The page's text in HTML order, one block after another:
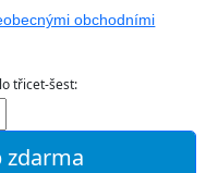
obchodními
třicet-šest: